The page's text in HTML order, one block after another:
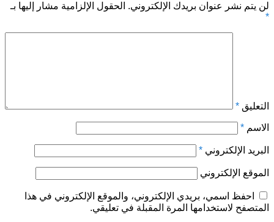
لن يتم نشر عنوان بريدك الإلكتروني. الحقول الإلزامية مشار إليها بـ
*
التعليق *
الاسم *
البريد الإلكتروني *
الموقع الإلكتروني
احفظ اسمي، بريدي الإلكتروني، والموقع الإلكتروني في هذا
المتصفح لاستخدامها المرة المقبلة في تعليقي.